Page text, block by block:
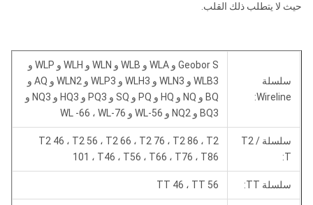
حيث لا يتطلب ذلك القلب.
سلسلة
Wireline:
Geobor S و WLA و WLB و WLN و WLH و WLP و
WLB3 و WLN3 و WLH3 و WLP3 و WLN2 و AQ و
BQ و NQ و HQ و PQ و SQ و PQ3 و HQ3 و NQ3 و
BQ3 و NQ2 و WL-56 و WL -66 ، WL-76
سلسلة T2 /
T:
T2 46 ، T2 56 ، T2 66 ، T2 76 ، T2 86 ، T2
101 ، T46 ، T56 ، T66 ، T76 ، T86
سلسلة TT: TT 46 ، TT 56